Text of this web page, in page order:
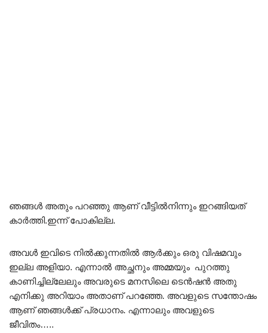
ഞങ്ങൾ അതും പറഞ്ഞു ആണ് വീട്ടിൽനിന്നും ഇറങ്ങിയത്
കാർത്തി.ഇന്ന് പോകില്ല.
അവൾ ഇവിടെ നിൽക്കുന്നതിൽ ആർക്കും ഒരു വിഷമവും
ഇല്ല അളിയാ. എന്നാൽ അച്ഛനും അമ്മയും പുറത്തു
കാണിച്ചില്ലേലും അവരുടെ മനസിലെ ടെൻഷൻ അതു
എനിക്കു അറിയാം അതാണ് പറഞ്ഞേ. അവളുടെ സന്തോഷം
ആണ് ഞങ്ങൾക്ക് പ്രധാനം. എന്നാലും അവളുടെ
ജീവിതം…..